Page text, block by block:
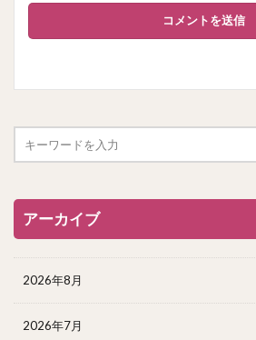
アーカイブ
2026年8月
2026年7月